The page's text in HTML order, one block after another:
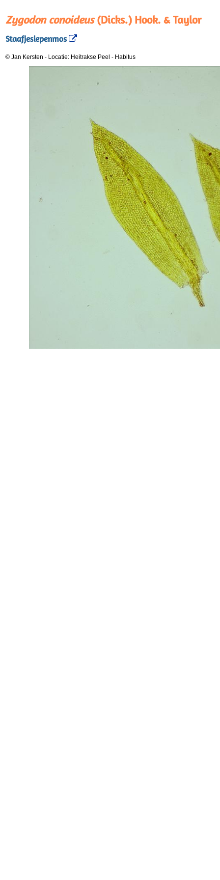
Zygodon conoideus(Dicks.) Hook. & Taylor
Staafjesiepenmos
© Jan Kersten - Locatie: Heitrakse Peel - Habitus